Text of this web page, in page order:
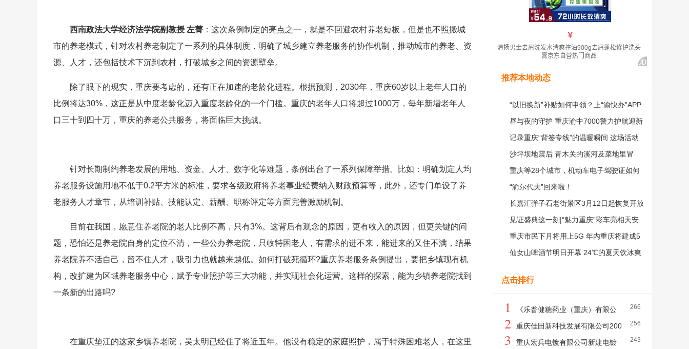
西南政法大学经济法学院副教授 左菁 ：这次条例制定的亮点之一，就是不回避农村养老短板，但是也不照搬城
市的养老模式，针对农村养老制定了一系列的具体制度，明确了城乡建立养老服务的协作机制，推动城市的养老、资
源、人才，还包括技术下沉到农村，打破城乡之间的资源壁垒。
除了眼下的现实，重庆要考虑的，还有正在加速的老龄化进程。根据预测，2030年，重庆60岁以上老年人口的
比例将达30%，这正是从中度老龄化迈入重度老龄化的一个门槛。重庆的老年人口将超过1000万，每年新增老年人
口三十到四十万，重庆的养老公共服务，将面临巨大挑战。
针对长期制约养老发展的用地、资金、人才、数字化等难题，条例出台了一系列保障举措。比如：明确划定人均
养老服务设施用地不低于0.2平方米的标准，要求各级政府将养老事业经费纳入财政预算等，此外，还专门单设了养
老服务人才章节，从培训补贴、技能认定、薪酬、职称评定等方面完善激励机制。
目前在我国，愿意住养老院的老人比例不高，只有3%。这背后有观念的原因，更有收入的原因，但更关键的问
题，恐怕还是养老院自身的定位不清，一些公办养老院，只收特困老人，有需求的进不来，能进来的又住不满，结果
养老院养不活自己，留不住人才，吸引力也就越来越低。如何打破死循环?重庆养老服务条例提出，要把乡镇现有机
构，改扩建为区域养老服务中心，赋予专业照护等三大功能，并实现社会化运营。这样的探索，能为乡镇养老院找到
一条新的出路吗?
在重庆垫江的这家乡镇养老院，吴太明已经住了将近五年。他没有稳定的家庭照护，属于特殊困难老人，在这里
推荐本地动态
“以旧换新”补贴如何申领？上“渝快办”APP
享一站式申请通道
昼与夜的守护 重庆渝中7000警力护航迎新
年
记录重庆“背篓专线”的温暖瞬间 这场活动
邀你参与
沙坪坝地震后 青木关的溪河及菜地里冒
出“温泉”
重庆等28个城市，机动车电子驾驶证如何
申领？指南来了！
“渝尔代夫”回来啦！
长嘉汇弹子石老街景区3月12日起恢复开放
见证盛典这一刻|“魅力重庆”彩车亮相天安
门
重庆市民下月将用上5G 年内重庆将建成5
G基站1万个
仙女山啤酒节明日开幕 24℃的夏天饮冰爽
点击排行
266
1
《乐普健糖药业（重庆）有限公
司乐普健糖重组肉毒毒素生产基地项目环境
影响报告书》报批前公示
256
2
重庆佳田新科技发展有限公司200
0吨液晶面板清洗剂项目环境影响评价公众
243
3
重庆宏兵电镀有限公司新建电镀